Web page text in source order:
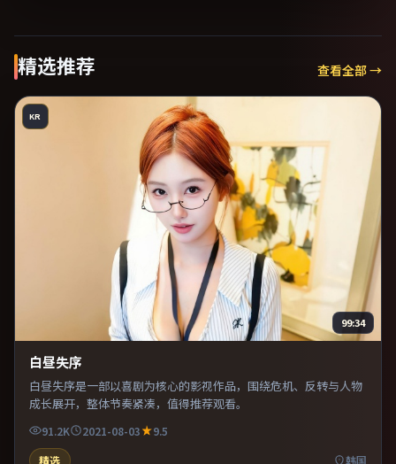
精选推荐 查看全部 →
KR
99:34
白昼失序
白昼失序是一部以喜剧为核心的影视作品，围绕危机、反转与人物
成长展开，整体节奏紧凑，值得推荐观看。
91.2K 2021-08-03
9.5
精选
韩国